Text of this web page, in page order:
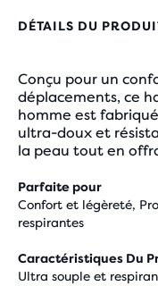
DÉTAILS DU
Conçu pour un
déplacements, ce
homme est
ultra-doux et
la peau tout en
Parfaite pour
Confort et légèreté,
respirantes
Caractéristiques Du
Ultra souple et